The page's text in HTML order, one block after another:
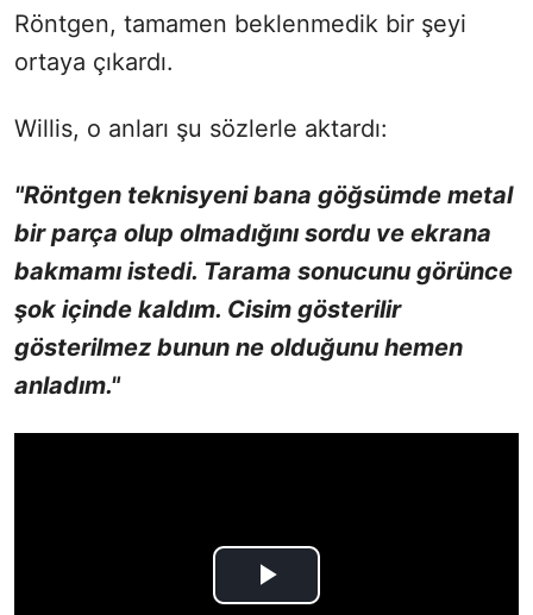
Röntgen, tamamen beklenmedik bir şeyi
ortaya çıkardı.
Willis, o anları şu sözlerle aktardı:
"Röntgen teknisyeni bana göğsümde metal
bir parça olup olmadığını sordu ve ekrana
bakmamı istedi. Tarama sonucunu görünce
şok içinde kaldım. Cisim gösterilir
gösterilmez bunun ne olduğunu hemen
anladım."